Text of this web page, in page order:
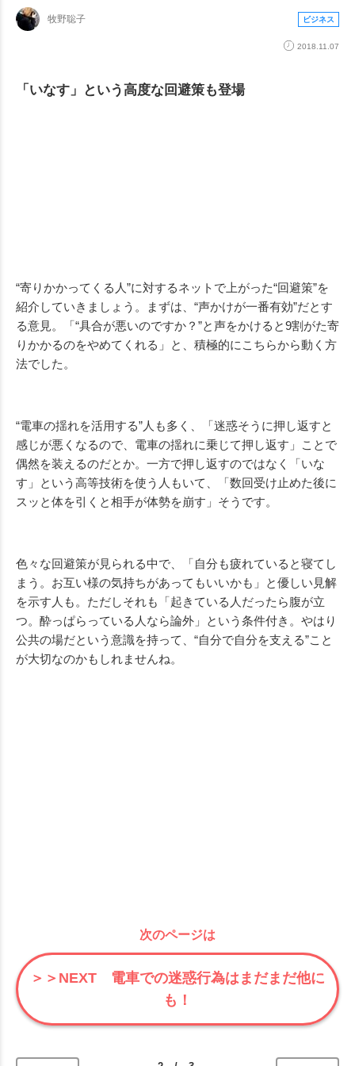
牧野聡子 ビジネス
2018.11.07
「いなす」という高度な回避策も登場
“寄りかかってくる人”に対するネットで上がった“回避策”を
紹介していきましょう。まずは、“声かけが一番有効”だとす
る意見。「“具合が悪いのですか？”と声をかけると9割がた寄
りかかるのをやめてくれる」と、積極的にこちらから動く方
法でした。
“電車の揺れを活用する”人も多く、「迷惑そうに押し返すと
感じが悪くなるので、電車の揺れに乗じて押し返す」ことで
偶然を装えるのだとか。一方で押し返すのではなく「いな
す」という高等技術を使う人もいて、「数回受け止めた後に
スッと体を引くと相手が体勢を崩す」そうです。
色々な回避策が見られる中で、「自分も疲れていると寝てし
まう。お互い様の気持ちがあってもいいかも」と優しい見解
を示す人も。ただしそれも「起きている人だったら腹が立
つ。酔っぱらっている人なら論外」という条件付き。やはり
公共の場だという意識を持って、“自分で自分を支える”こと
が大切なのかもしれませんね。
次のページは
＞＞NEXT 電車での迷惑行為はまだまだ他に
も！